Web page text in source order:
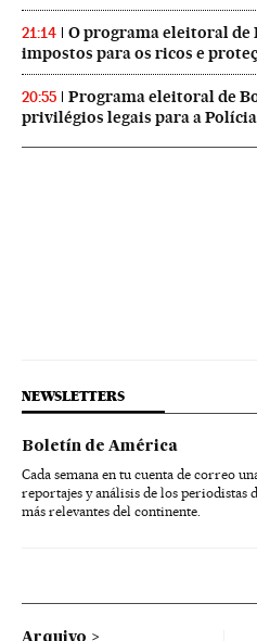
21:14
O programa eleitoral de
impostos para os ricos e
20:55
Programa eleitoral de
privilégios legais para a Polícia
NEWSLETTERS
Boletín de América
Cada semana en tu cuenta de correo
reportajes y análisis de los periodistas
más relevantes del continente.
Arquivo